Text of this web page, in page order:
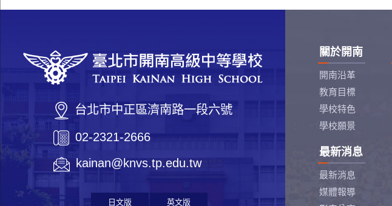
台北市中正區濟南路一段六號
02-2321-2666
kainan@knvs.tp.edu.tw
日文版 英文版
關於開南
開南沿革
教育目標
學校特色
學校願景
最新消息
最新消息
媒體報導